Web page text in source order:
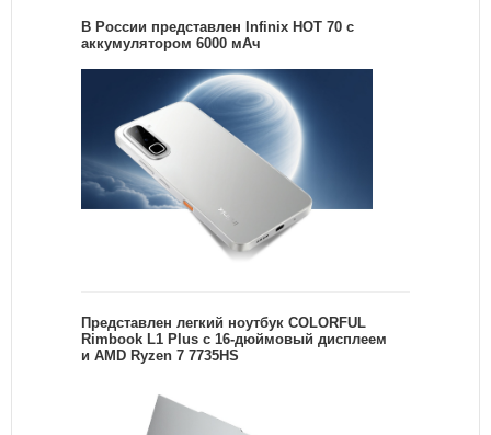
В России представлен Infinix HOT 70 с
аккумулятором 6000 мАч
Представлен легкий ноутбук COLORFUL
Rimbook L1 Plus с 16-дюймовый дисплеем
и AMD Ryzen 7 7735HS